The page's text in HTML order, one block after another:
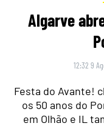
Algarve
12:32 9
Festa do Avante!
os 50 anos do
em Olhão e IL